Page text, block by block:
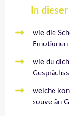
In
wie die
Emotionen
wie du
welche
souverän